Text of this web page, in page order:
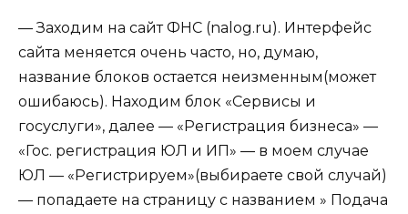
— Заходим на сайт ФНС (nalog.ru). Интерфейс
сайта меняется очень часто, но, думаю,
название блоков остается неизменным(может
ошибаюсь). Находим блок «Сервисы и
госуслуги», далее — «Регистрация бизнеса» —
«Гос. регистрация ЮЛ и ИП» — в моем случае
ЮЛ — «Регистрируем»(выбираете свой случай)
— попадаете на страницу с названием » Подача